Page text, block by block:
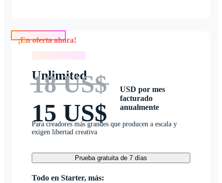
Unlimited
18 US$
15 US$
USD por mes
facturado
anualmente
Para creadores más grandes que producen a escala y
exigen libertad creativa
Prueba gratuita de 7 días
Todo en Starter, más: